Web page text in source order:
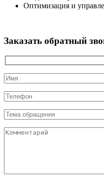
Оптимизация и
Заказать обратный